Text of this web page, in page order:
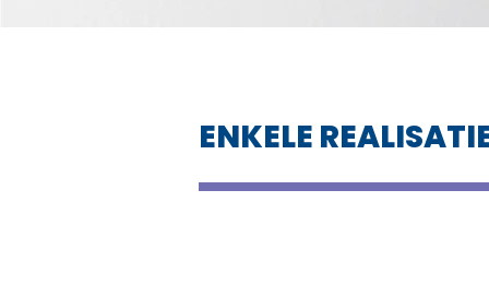
ENKELE